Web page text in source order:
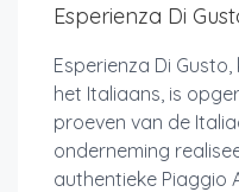
Esperienza Di
Esperienza Di
het Italiaans, is
proeven van de
onderneming
authentieke Piaggio